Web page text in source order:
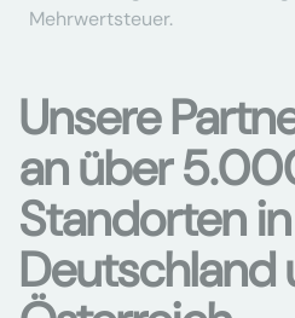
Mehrwertsteuer.
Unsere
an über
Standorten in
Deutschland